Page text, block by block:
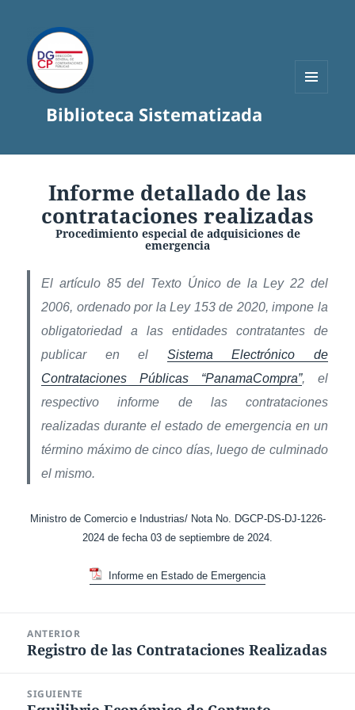
Biblioteca Sistematizada
Informe detallado de las
contrataciones realizadas
Procedimiento especial de adquisiciones de
emergencia
El artículo 85 del Texto Único de la Ley 22 del
2006, ordenado por la Ley 153 de 2020, impone la
obligatoriedad a las entidades contratantes de
publicar en el Sistema Electrónico de
Contrataciones Públicas “PanamaCompra”, el
respectivo informe de las contrataciones
realizadas durante el estado de emergencia en un
término máximo de cinco días, luego de culminado
el mismo.
Ministro de Comercio e Industrias/ Nota No. DGCP-DS-DJ-1226-
2024 de fecha 03 de septiembre de 2024.
Informe en Estado de Emergencia
entradas
ANTERIOR
Entrada
Registro de las Contrataciones Realizadas
SIGUIENTE